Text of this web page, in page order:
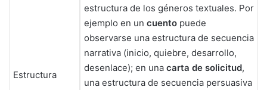
Estructura
estructura de los géneros textuales. Por
ejemplo en un cuento puede
observarse una estructura de secuencia
narrativa (inicio, quiebre, desarrollo,
desenlace); en una carta de solicitud,
una estructura de secuencia persuasiva